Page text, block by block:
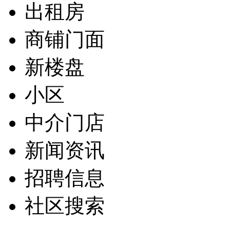
出租房
商铺门面
新楼盘
小区
中介门店
新闻资讯
招聘信息
社区搜索